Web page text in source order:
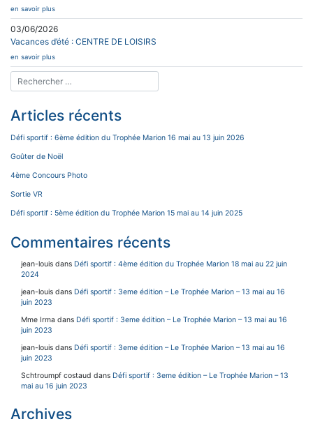
en savoir plus
03/06/2026
Vacances d’été : CENTRE DE LOISIRS
en savoir plus
Articles récents
Défi sportif : 6ème édition du Trophée Marion 16 mai au 13 juin 2026
Goûter de Noël
4ème Concours Photo
Sortie VR
Défi sportif : 5ème édition du Trophée Marion 15 mai au 14 juin 2025
Commentaires récents
jean-louis dans Défi sportif : 4ème édition du Trophée Marion 18 mai au 22 juin
2024
jean-louis dans Défi sportif : 3eme édition – Le Trophée Marion – 13 mai au 16
juin 2023
Mme Irma dans Défi sportif : 3eme édition – Le Trophée Marion – 13 mai au 16
juin 2023
jean-louis dans Défi sportif : 3eme édition – Le Trophée Marion – 13 mai au 16
juin 2023
Schtroumpf costaud dans Défi sportif : 3eme édition – Le Trophée Marion – 13
mai au 16 juin 2023
Archives